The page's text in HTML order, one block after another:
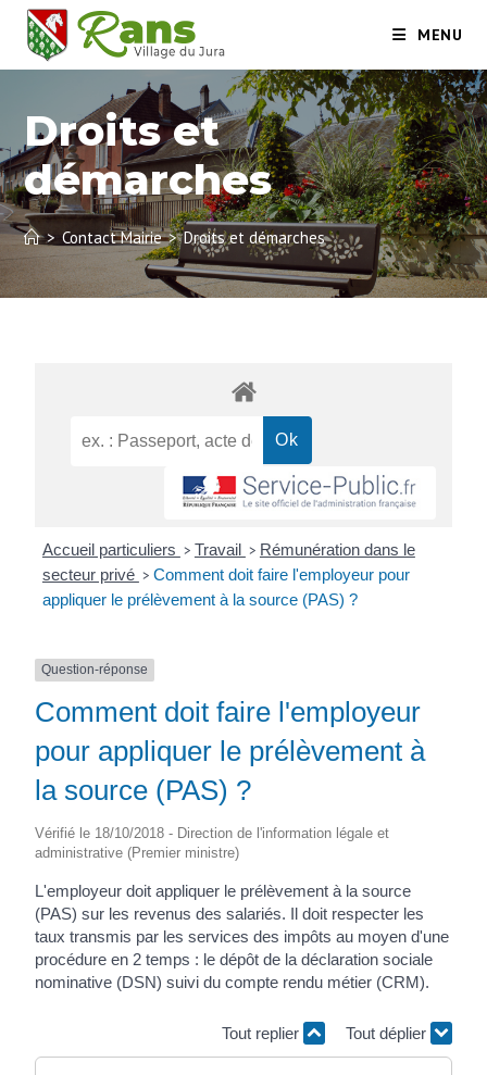
MENU
Droits et
démarches
> Contact Mairie > Droits et démarches
Accueil particuliers > Travail > Rémunération dans le
secteur privé > Comment doit faire l'employeur pour
appliquer le prélèvement à la source (PAS) ?
Question-réponse
Comment doit faire l'employeur
pour appliquer le prélèvement à
la source (PAS) ?
Vérifié le 18/10/2018 - Direction de l'information légale et
administrative (Premier ministre)
L'employeur doit appliquer le prélèvement à la source
(PAS) sur les revenus des salariés. Il doit respecter les
taux transmis par les services des impôts au moyen d'une
procédure en 2 temps : le dépôt de la déclaration sociale
nominative (DSN) suivi du compte rendu métier (CRM).
Tout replier Tout déplier